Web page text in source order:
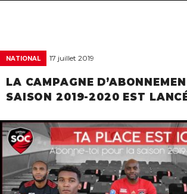
NATIONAL 17 juillet 2019
LA CAMPAGNE
SAISON 2019-2020 EST